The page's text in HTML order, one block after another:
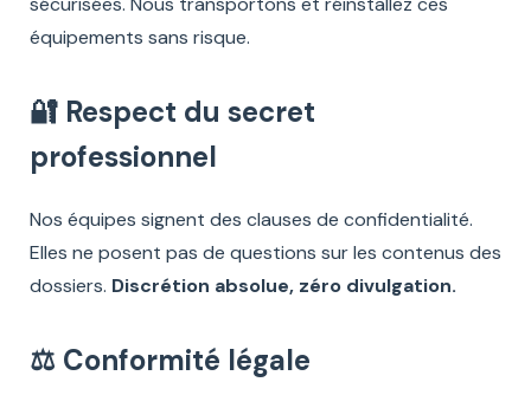
équipements sans risque.
🔐 Respect du secret
professionnel
Nos équipes signent des clauses de confidentialité.
Elles ne posent pas de questions sur les contenus des
dossiers. Discrétion absolue, zéro divulgation.
⚖️ Conformité légale